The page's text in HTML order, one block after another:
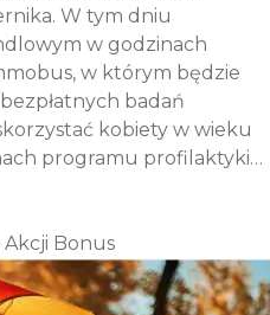
W tym dniu
w godzinach
w którym będzie
badań
kobiety w wieku
programu profilaktyki…
Bonus